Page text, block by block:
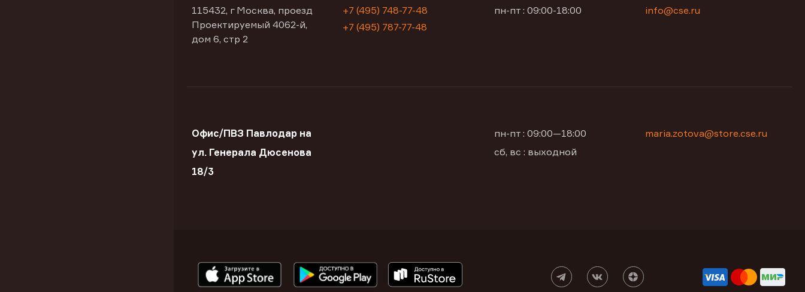
115432, г Москва, проезд
Проектируемый 4062-й,
дом 6, стр 2
+7 (495) 748-77-48
+7 (495) 787-77-48
пн-пт : 09:00-18:00 info@cse.ru
Офис/ПВЗ Павлодар на
ул. Генерала Дюсенова
18/3
пн-пт : 09:00—18:00
сб, вс : выходной
maria.zotova@store.cse.ru